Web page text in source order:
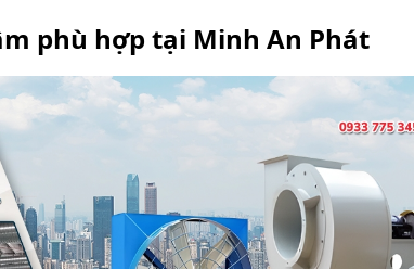
phù hợp tại Minh An Phát